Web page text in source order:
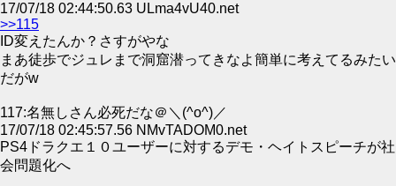
17/07/18 02:44:50.63 ULma4vU40.net
>>115
ID変えたんか？さすがやな
まあ徒歩でジュレまで洞窟潜ってきなよ簡単に考えてるみたい
だがw
117:名無しさん必死だな＠＼(^o^)／
17/07/18 02:45:57.56 NMvTADOM0.net
PS4ドラクエ１０ユーザーに対するデモ・ヘイトスピーチが社
会問題化へ